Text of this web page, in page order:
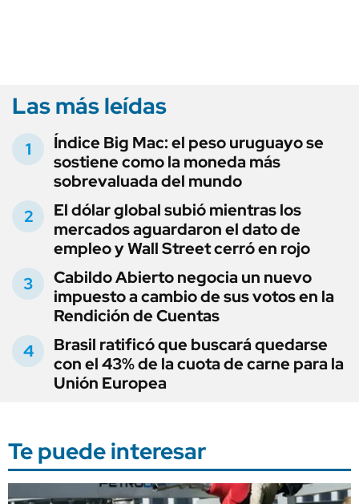
Las más leídas
Índice Big Mac: el peso uruguayo se
sostiene como la moneda más
sobrevaluada del mundo
El dólar global subió mientras los
mercados aguardaron el dato de
empleo y Wall Street cerró en rojo
Cabildo Abierto negocia un nuevo
impuesto a cambio de sus votos en la
Rendición de Cuentas
Brasil ratificó que buscará quedarse
con el 43% de la cuota de carne para la
Unión Europea
Te puede interesar